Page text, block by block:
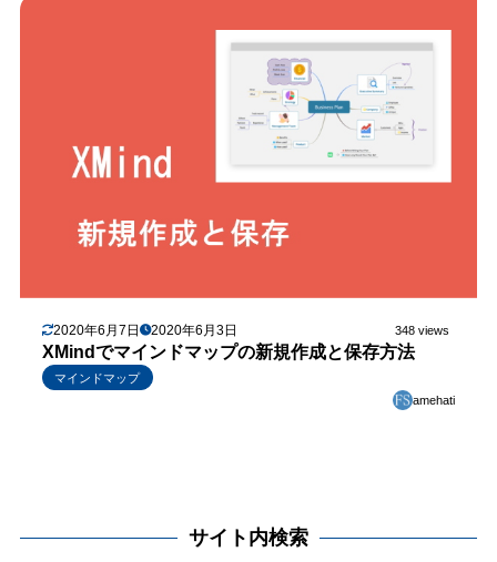
2020年6月7日 2020年6月3日 348 views
XMindでマインドマップの新規作成と保存方法
マインドマップ
amehati
サイト内検索